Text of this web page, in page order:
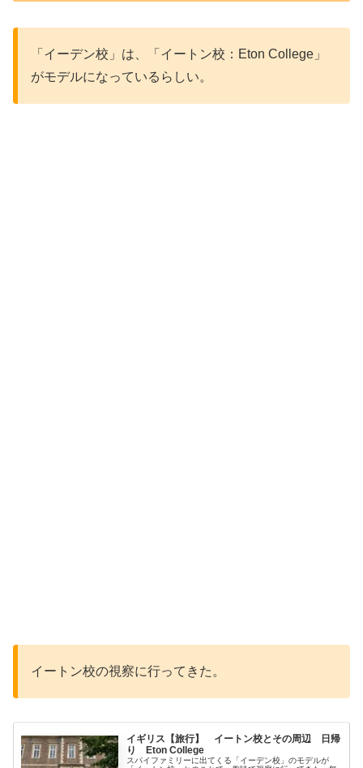
「イーデン校」は、「イートン校：Eton College」
がモデルになっているらしい。
イートン校の視察に行ってきた。
イギリス【旅行】 イートン校とその周辺 日帰
り Eton College
スパイファミリーに出てくる「イーデン校」のモデルが